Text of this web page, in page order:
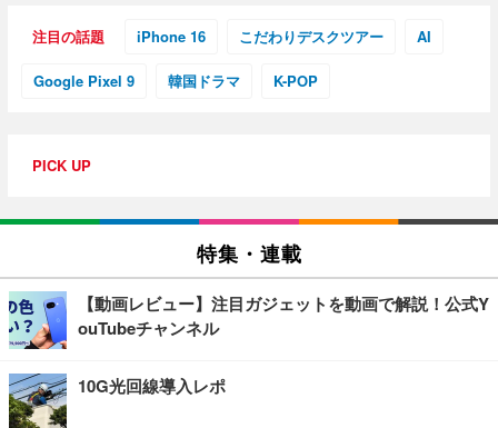
注目の話題 iPhone 16 こだわりデスクツアー AI
Google Pixel 9 韓国ドラマ K-POP
PICK UP
特集・連載
【動画レビュー】注目ガジェットを動画で解説！公式Y
ouTubeチャンネル
10G光回線導入レポ